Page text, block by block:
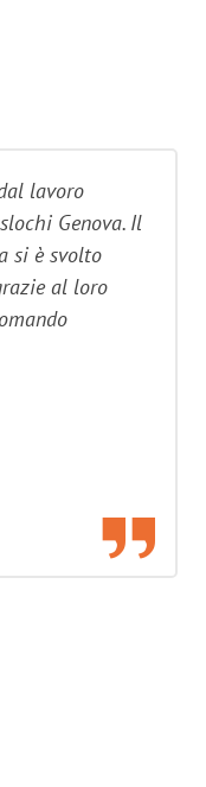
lavoro
Genova. Il
si è svolto
al loro